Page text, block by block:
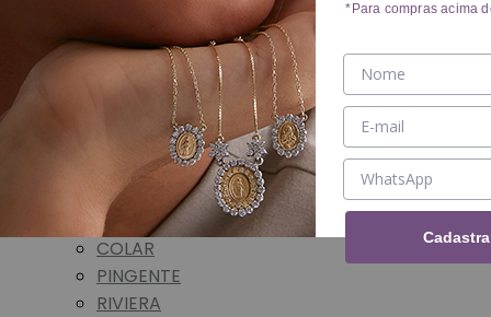
ALIANÇA
BRINCOS
Ver BRINCOS
ARGOLA
PIERCING
COLARES
Ver COLARES
COLAR
PINGENTE
RIVIERA
*Para compras acima